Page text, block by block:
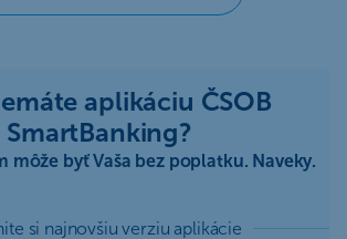
aplikáciu ČSOB
SmartBanking?
môže byť Vaša bez poplatku. Naveky.
si najnovšiu verziu aplikácie